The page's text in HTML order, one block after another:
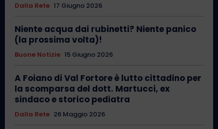
Dalla Rete 17 Giugno 2026
Niente acqua dai rubinetti? Niente panico
(la prossima volta)!
Buone Notizie 15 Giugno 2026
A Foiano di Val Fortore è lutto cittadino per
la scomparsa del dott. Martucci, ex
sindaco e storico pediatra
Dalla Rete 26 Maggio 2026